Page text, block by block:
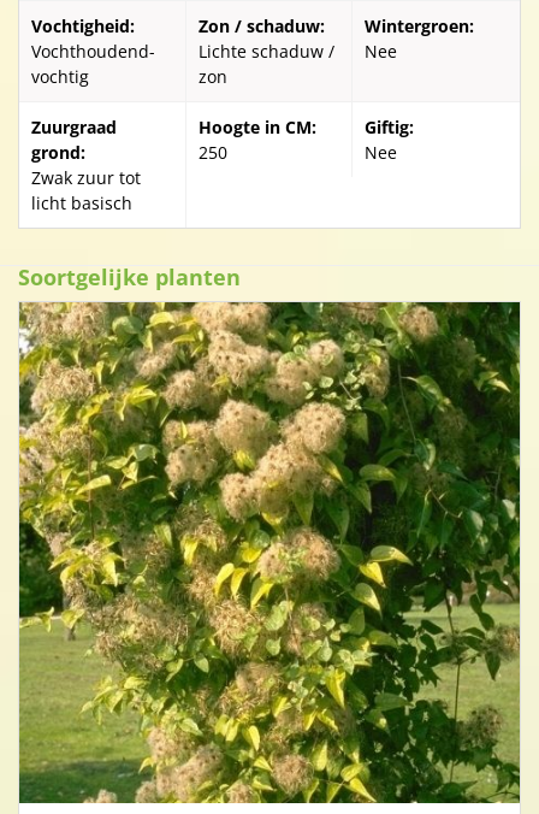
Vochtigheid:
Vochthoudend-
vochtig
Zon / schaduw:
Lichte schaduw /
zon
Wintergroen:
Nee
Zuurgraad
grond:
Zwak zuur tot
licht basisch
Hoogte in CM:
250
Giftig:
Nee
Soortgelijke planten